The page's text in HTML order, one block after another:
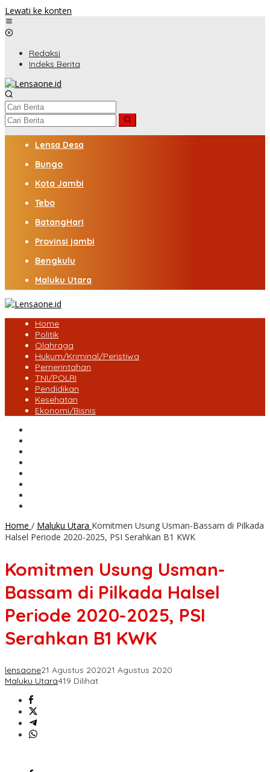
Lewati ke konten
Redaksi
Indeks Berita
Lensa Desa
Bungo
Kota Jambi
Tebo
BatangHari
Provinsi jambi
Bengkulu
Maluku Utara
Home
Politik
Olahraga
Hukum/Kriminal/Peristiwa
Pemerintahan
TNI/POLRI
Pendidikan
Kesehatan
Ekonomi/Bisnis
Home / Maluku Utara Komitmen Usung Usman-Bassam di Pilkada
Halsel Periode 2020-2025, PSI Serahkan B1 KWK
Komitmen Usung Usman-
Bassam di Pilkada Halsel
Periode 2020-2025, PSI
Serahkan B1 KWK
lensaone21 Agustus 202021 Agustus 2020
Maluku Utara419 Dilihat